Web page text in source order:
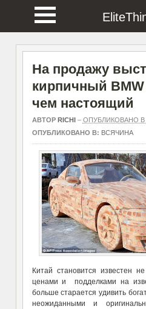
На продажу
кирпичный
чем настоящий
АВТОР RICHI– ОПУБЛИКОВАНО В
ОПУБЛИКОВАНО В: ВСЯЧИНА
Китай становится известен
ценами и подделками на
больше старается удивить
неожиданными и